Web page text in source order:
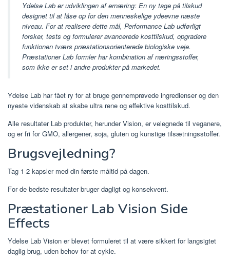
Ydelse Lab er udviklingen af ​​ernæring: En ny tage på tilskud
designet til at låse op for den menneskelige ydeevne næste
niveau. For at realisere dette mål, Performance Lab udførligt
forsker, tests og formulerer avancerede kosttilskud, opgradere
funktionen tværs præstationsorienterede biologiske veje.
Præstationer Lab formler har kombination af næringsstoffer,
som ikke er set i andre produkter på markedet.
Ydelse Lab har fået ry for at bruge gennemprøvede ingredienser og den
nyeste videnskab at skabe ultra rene og effektive kosttilskud.
Alle resultater Lab produkter, herunder Vision, er velegnede til veganere,
og er fri for GMO, allergener, soja, gluten og kunstige tilsætningsstoffer.
Brugsvejledning?
Tag 1-2 kapsler med din første måltid på dagen.
For de bedste resultater bruger dagligt og konsekvent.
Præstationer Lab Vision Side
Effects
Ydelse Lab Vision er blevet formuleret til at være sikkert for langsigtet
daglig brug, uden behov for at cykle.